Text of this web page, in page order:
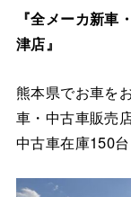
『全メーカ新
津店』
熊本県でお車を
車・中古車販売
中古車在庫150